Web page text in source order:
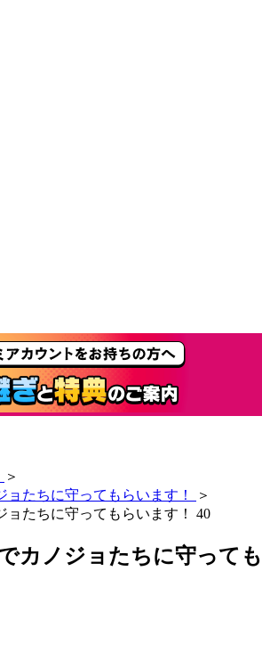
＞
たちに守ってもらいます！
＞
ョたちに守ってもらいます！ 40
カノジョたちに守って